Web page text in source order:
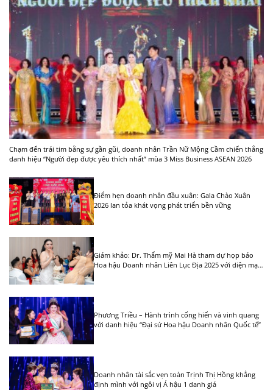
Chạm đến trái tim bằng sự gần gũi, doanh nhân Trần Nữ Mộng Cầm chiến thắng
danh hiệu “Người đẹp được yêu thích nhất” mùa 3 Miss Business ASEAN 2026
Điểm hẹn doanh nhân đầu xuân: Gala Chào Xuân
2026 lan tỏa khát vọng phát triển bền vững
Giám khảo: Dr. Thẩm mỹ Mai Hà tham dự họp báo
Hoa hậu Doanh nhân Liên Lục Địa 2025 với diện mạo
Phương Triều – Hành trình cống hiến và vinh quang
với danh hiệu “Đại sứ Hoa hậu Doanh nhân Quốc tế”
Doanh nhân tài sắc vẹn toàn Trịnh Thị Hồng khẳng
định mình với ngôi vị Á hậu 1 danh giá